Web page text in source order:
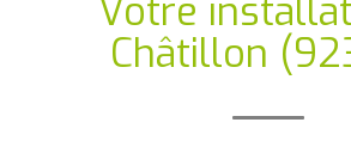
Votre
Châtillon